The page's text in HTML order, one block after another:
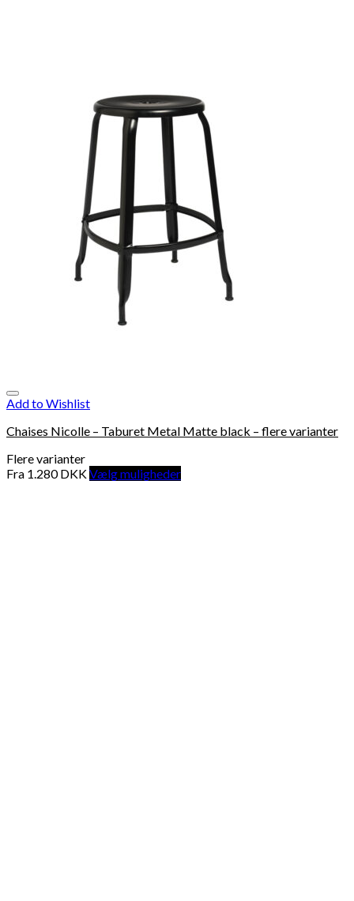
Add to Wishlist
Chaises Nicolle – Taburet Metal Matte black – flere varianter
Flere varianter
Fra 1.280DKKVælg muligheder